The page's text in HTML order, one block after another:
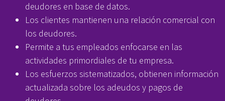
deudores en base de datos.
Los clientes mantienen una relación comercial con
los deudores.
Permite a tus empleados enfocarse en las
actividades primordiales de tu empresa.
Los esfuerzos sistematizados, obtienen información
actualizada sobre los adeudos y pagos de